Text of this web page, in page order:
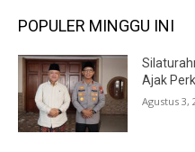
POPULER MINGGU INI
Ajak
Agustus 3,